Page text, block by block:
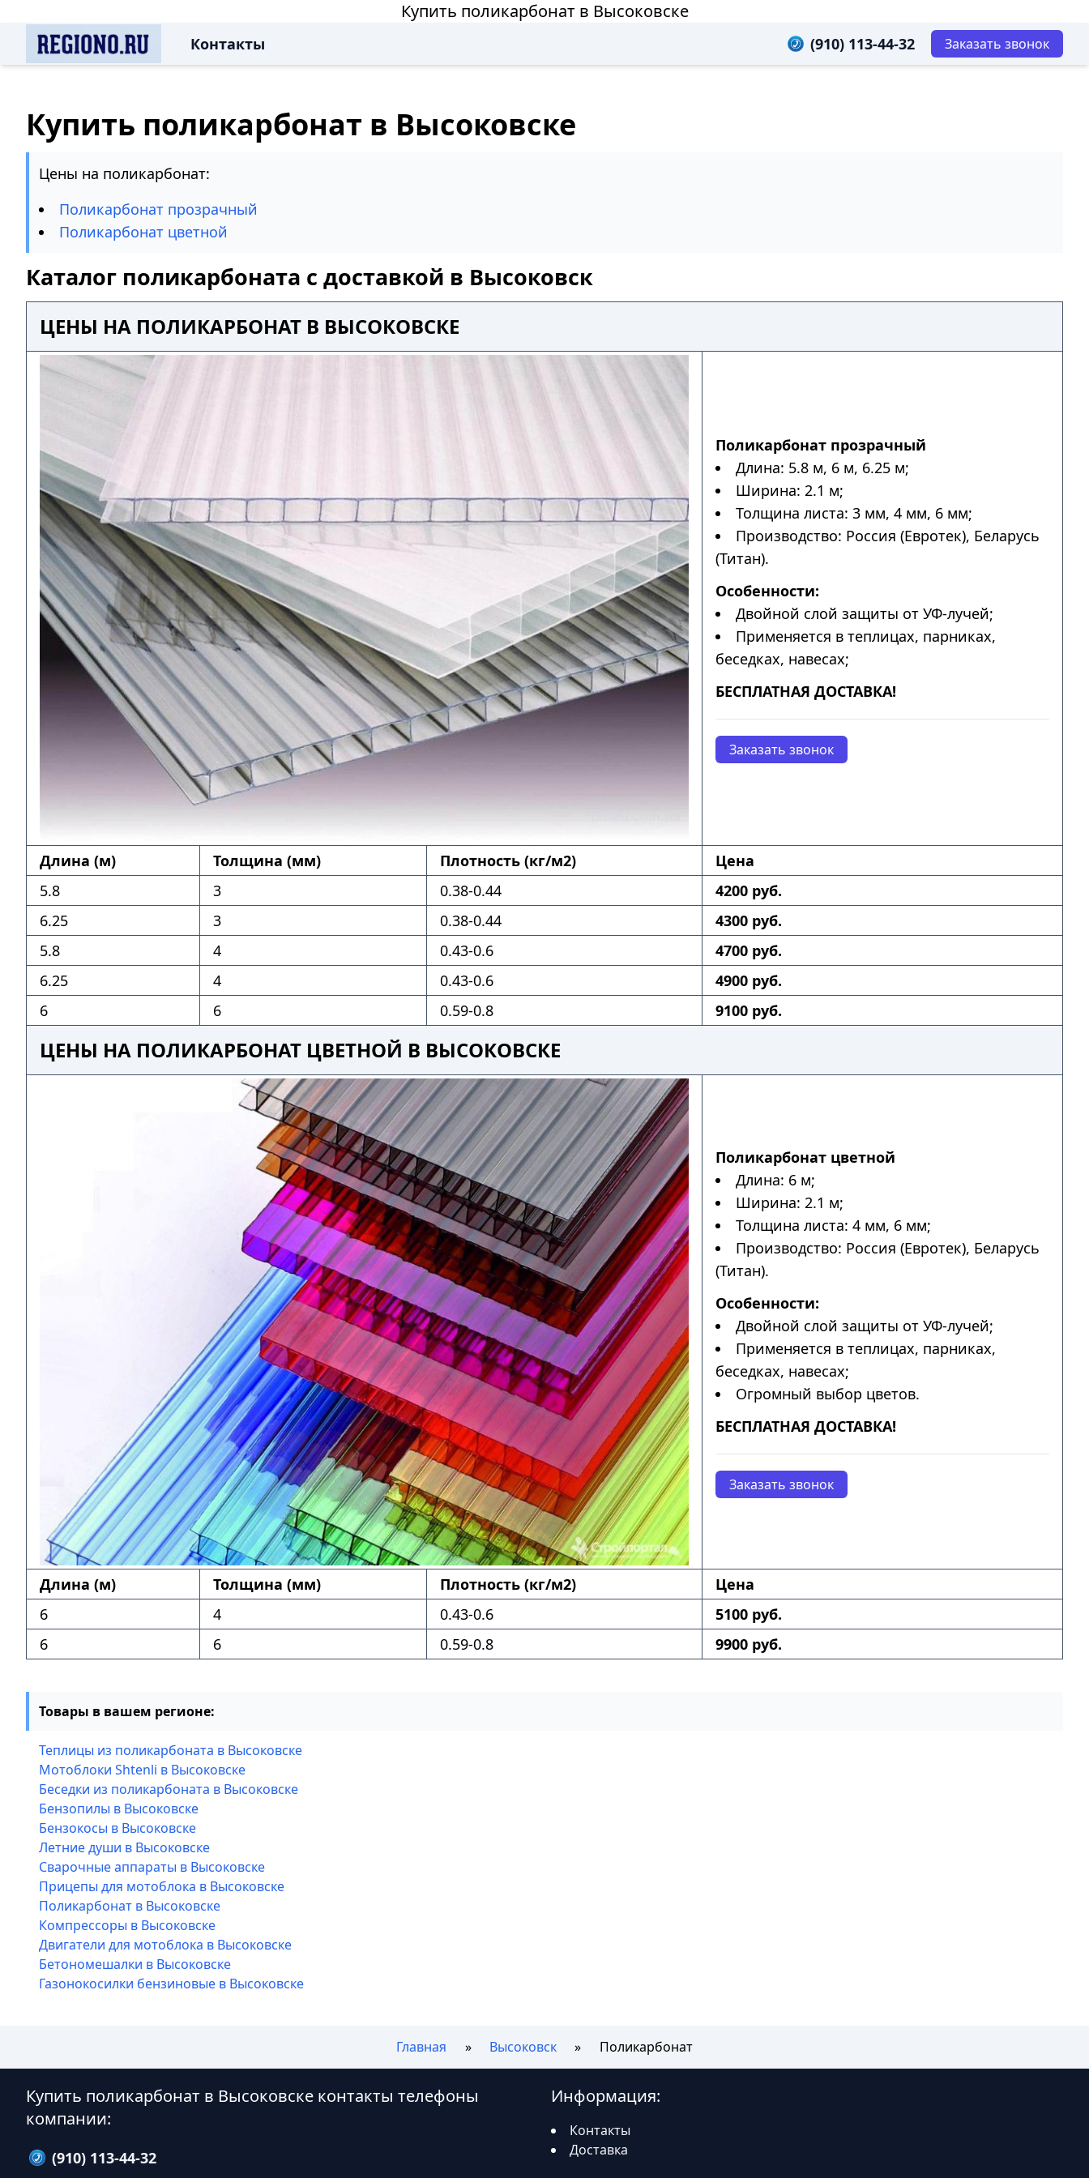
Купить поликарбонат в Высоковске
Контакты (910) 113-44-32 Заказать звонок
Купить поликарбонат в Высоковске
Цены на поликарбонат:
Поликарбонат прозрачный
Поликарбонат цветной
Каталог поликарбоната с доставкой в Высоковск
ЦЕНЫ НА ПОЛИКАРБОНАТ В ВЫСОКОВСКЕ
Поликарбонат прозрачный
Длина: 5.8 м, 6 м, 6.25 м;
Ширина: 2.1 м;
Толщина листа: 3 мм, 4 мм, 6 мм;
Производство: Россия (Евротек), Беларусь
(Титан).
Особенности:
Двойной слой защиты от УФ-лучей;
Применяется в теплицах, парниках,
беседках, навесах;
БЕСПЛАТНАЯ ДОСТАВКА!
Заказать звонок
Длина (м) Толщина (мм) Плотность (кг/м2)
Цена
5.8
3 0.38-0.44
4200 руб.
6.25
3 0.38-0.44
4300 руб.
5.8
4 0.43-0.6
4700 руб.
6.25
4 0.43-0.6
4900 руб.
6
6 0.59-0.8 9100 руб.
ЦЕНЫ НА ПОЛИКАРБОНАТ ЦВЕТНОЙ В ВЫСОКОВСКЕ
Поликарбонат цветной
Длина: 6 м;
Ширина: 2.1 м;
Толщина листа: 4 мм, 6 мм;
Производство: Россия (Евротек), Беларусь
(Титан).
Особенности:
Двойной слой защиты от УФ-лучей;
Применяется в теплицах, парниках,
беседках, навесах;
Огромный выбор цветов.
БЕСПЛАТНАЯ ДОСТАВКА!
Заказать звонок
Длина (м) Толщина (мм) Плотность (кг/м2)
Цена
6
4 0.43-0.6
5100 руб.
6
6 0.59-0.8 9900 руб.
Товары в вашем регионе:
Теплицы из поликарбоната в Высоковске
Мотоблоки Shtenli в Высоковске
Беседки из поликарбоната в Высоковске
Бензопилы в Высоковске
Бензокосы в Высоковске
Летние души в Высоковске
Сварочные аппараты в Высоковске
Прицепы для мотоблока в Высоковске
Поликарбонат в Высоковске
Компрессоры в Высоковске
Двигатели для мотоблока в Высоковске
Бетономешалки в Высоковске
Газонокосилки бензиновые в Высоковске
Главная Высоковск Поликарбонат
Купить поликарбонат в Высоковске контакты телефоны
компании:
(910) 113-44-32
Информация:
Контакты
Доставка